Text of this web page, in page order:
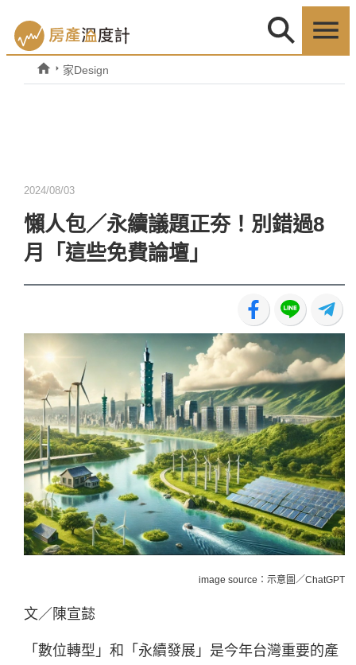
家Design
2024/08/03
懶人包／永續議題正夯！別錯過8
月「這些免費論壇」
image source：示意圖／ChatGPT
文／陳宣懿
「數位轉型」和「永續發展」是今年台灣重要的產